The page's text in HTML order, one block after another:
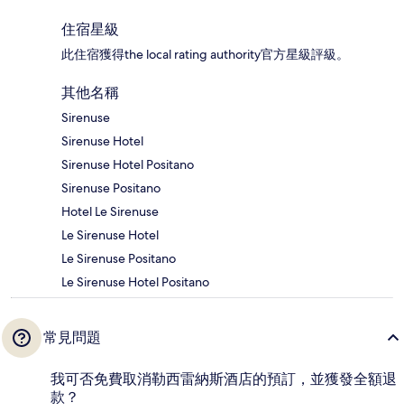
住宿星級
此住宿獲得the local rating authority官方星級評級。
其他名稱
Sirenuse
Sirenuse Hotel
Sirenuse Hotel Positano
Sirenuse Positano
Hotel Le Sirenuse
Le Sirenuse Hotel
Le Sirenuse Positano
Le Sirenuse Hotel Positano
常見問題
我可否免費取消勒西雷納斯酒店的預訂，並獲發全額退
款？